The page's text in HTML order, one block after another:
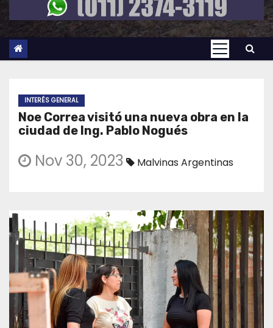
INTERÉS GENERAL
Noe Correa visitó una nueva obra en la
ciudad de Ing. Pablo Nogués
Nov 30, 2023 Malvinas Argentinas